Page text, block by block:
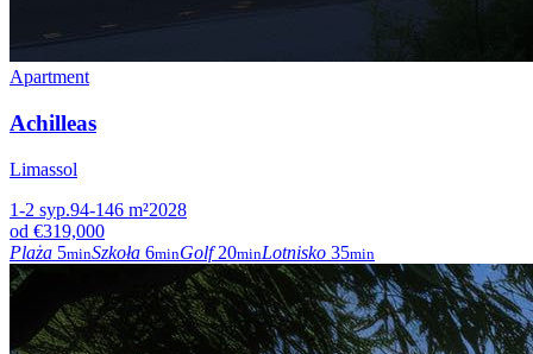
Apartment
Achilleas
Limassol
1-2 syp.94-146 m²2028
od €319,000
Plaża 5minSzkoła 6minGolf 20minLotnisko 35min